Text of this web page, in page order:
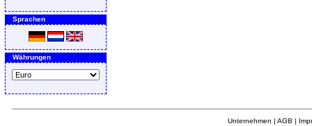
Sprachen
Währungen
Unternehmen | AGB |